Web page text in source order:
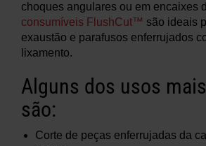
choques angulares ou em encaixes
consumíveis FlushCut™ são ideais
exaustão e parafusos enferrujados
lixamento.
Alguns dos usos
são:
Corte de peças enferrujadas da